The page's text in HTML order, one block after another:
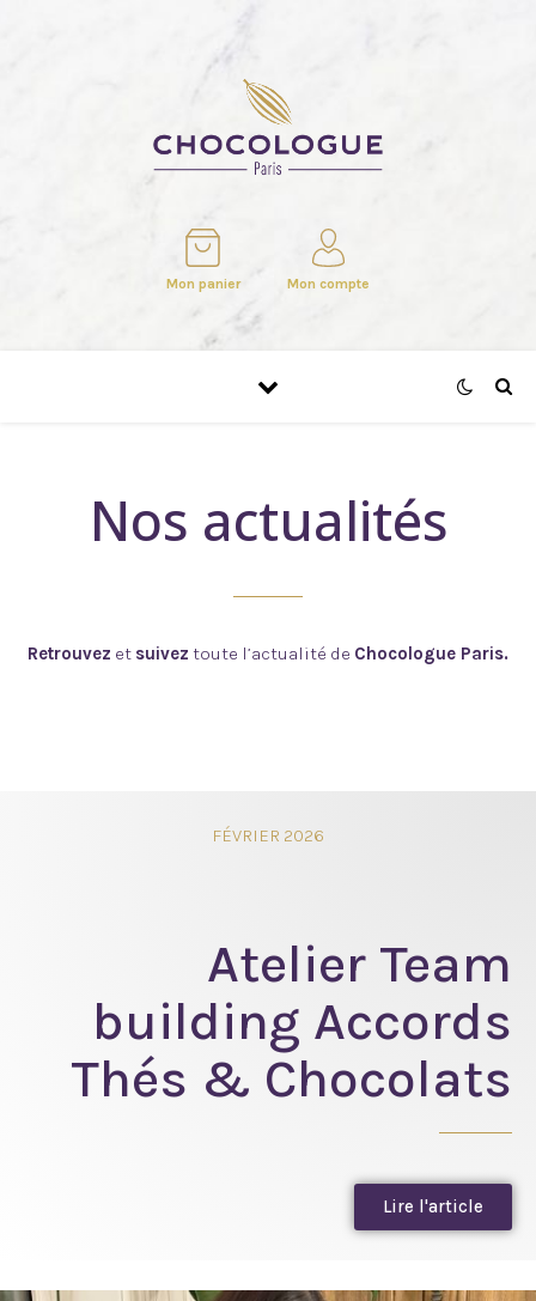
Mon panier Mon compte
Nos actualités
Retrouvez et suivez toute l’actualité de Chocologue Paris.
FÉVRIER 2026
Atelier Team
building Accords
Thés & Chocolats
Lire l'article